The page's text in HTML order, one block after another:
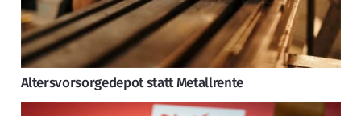
Altersvorsorgedepot statt Metallrente